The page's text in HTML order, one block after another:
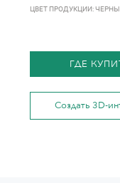
ЦВЕТ ПРОДУКЦИИ:
ГДЕ
Создать 3D-